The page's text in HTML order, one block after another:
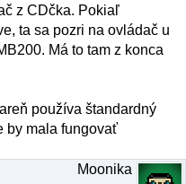
z CDčka. Pokiaľ
ta sa pozri na ovládač u
Má to tam z konca
používa štandardný
by mala fungovať
Moonika